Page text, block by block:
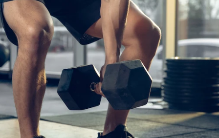
Beliebte Suchbegriffe
”Protein Powder“
”Overnight Oats“
”Vegan protein“
”Collagen“
”Micellar Casein“